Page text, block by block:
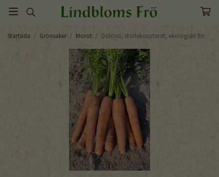
Startsida / Grönsaker / Morot / Dolciva, storlekssorterat, ekologiskt frö